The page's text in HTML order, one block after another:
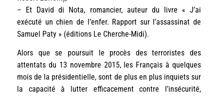
– Et David di Nota, romancier, auteur du livre « J’ai
exécuté un chien de l’enfer. Rapport sur l’assassinat de
Samuel Paty » (éditions Le Cherche-Midi).
Alors que se poursuit le procès des terroristes des
attentats du 13 novembre 2015, les Français à quelques
mois de la présidentielle, sont de plus en plus inquiets sur
la capacité à lutter efficacement contre l’insécurité,